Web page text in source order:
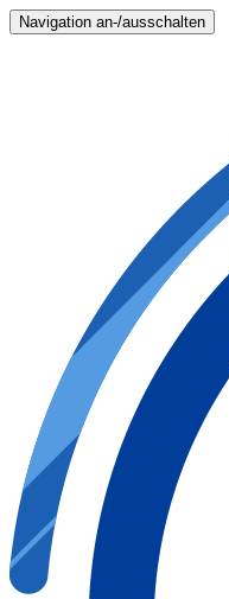
Navigation an-/ausschalten